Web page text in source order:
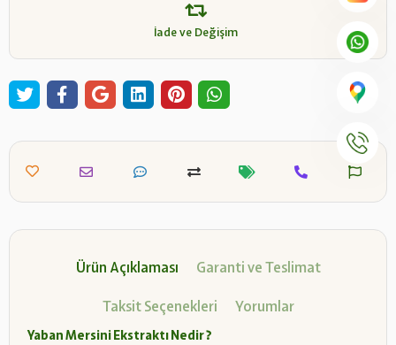
İade ve Değişim
Ürün Açıklaması Garanti ve Teslimat
Taksit Seçenekleri Yorumlar
Yaban Mersini Ekstraktı Nedir ?